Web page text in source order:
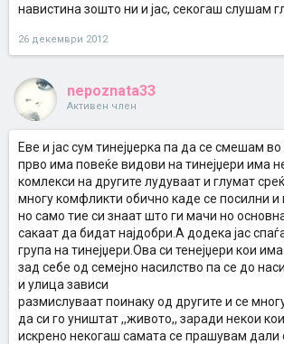
навистина зошто ни и јас, секогаш слушам
26 декември 2012
nepoznata33
Активен член
Еве и јас сум тинејџерка па да се смешам
прво има повеќе видови на тинејџери има
комлекси на другите лудуваат и глумат
многу комфликти обично каде се посилни и
но само тие си знаат што ги мачи но
сакаат да бидат најдобри.А додека јас
група на тинејџери.Ова си тенејџери кои
зад себе од семејно насилство па се до
и улица зависи
размислуваат поинаку од другите и се
да си го уништат ,,живото,, заради некои
искрено некогаш самата се прашувам дали